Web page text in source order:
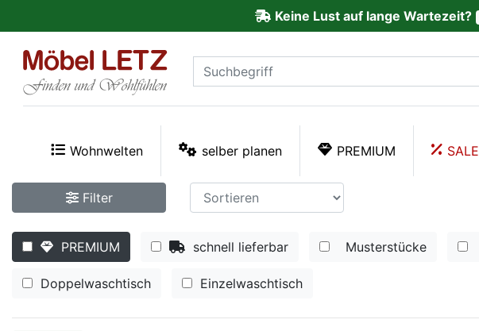
Keine Lust auf lange Wartezeit?
Wohnwelten selber planen PREMIUM SALE
Filter
PREMIUM schnell lieferbar Musterstücke
Doppelwaschtisch Einzelwaschtisch
Kundenmeinungen
PREMIUM
Schnell
lieferbar
SALE
Polsterplaner